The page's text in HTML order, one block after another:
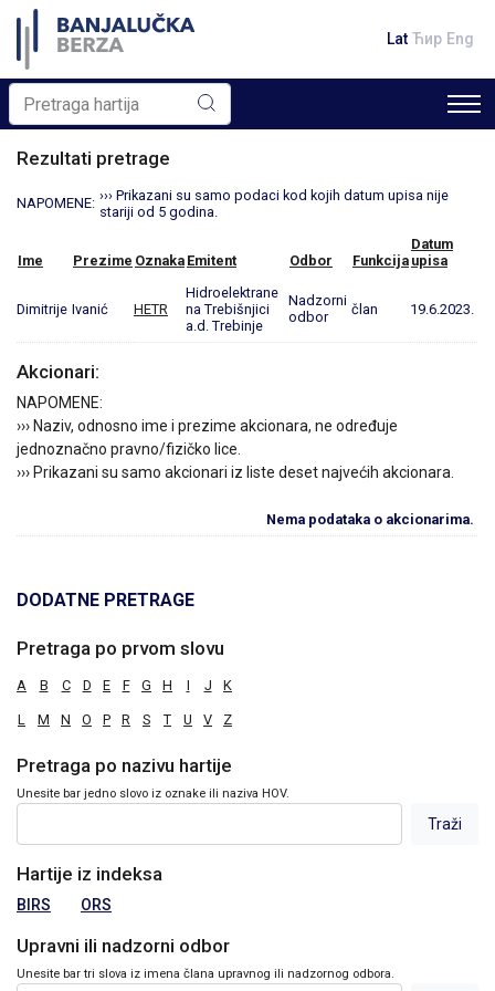
Lat Ћир Eng
Rezultati pretrage
NAPOMENE: ››› Prikazani su samo podaci kod kojih datum upisa nije
stariji od 5 godina.
Ime Prezime Oznaka Emitent Odbor Funkcija
Datum
upisa
Dimitrije Ivanić HETR
Hidroelektrane
na Trebišnjici
a.d. Trebinje
Nadzorni
odbor
član 19.6.2023.
Akcionari:
NAPOMENE:
››› Naziv, odnosno ime i prezime akcionara, ne određuje
jednoznačno pravno/fizičko lice.
››› Prikazani su samo akcionari iz liste deset najvećih akcionara.
Nema podataka o akcionarima.
DODATNE PRETRAGE
Pretraga po prvom slovu
A B C D E F G H I J K
L M N O P R S T U V Z
Pretraga po nazivu hartije
Unesite bar jedno slovo iz oznake ili naziva HOV.
Hartije iz indeksa
BIRS ORS
Upravni ili nadzorni odbor
Unesite bar tri slova iz imena člana upravnog ili nadzornog odbora.